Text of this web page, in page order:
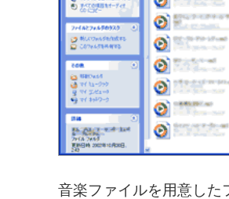
音楽ファイルを用意した